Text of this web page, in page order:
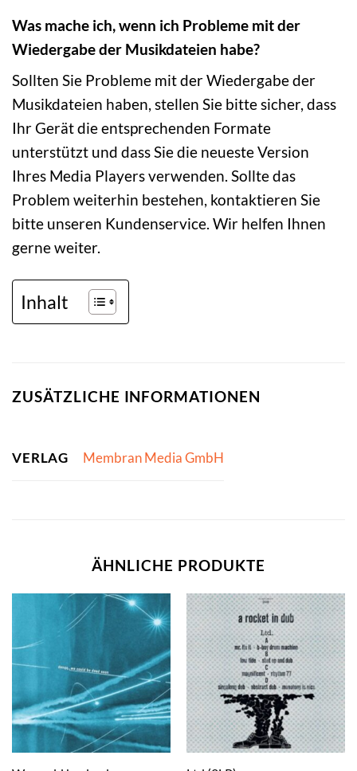
Was mache ich, wenn ich Probleme mit der
Wiedergabe der Musikdateien habe?
Sollten Sie Probleme mit der Wiedergabe der
Musikdateien haben, stellen Sie bitte sicher, dass
Ihr Gerät die entsprechenden Formate
unterstützt und dass Sie die neueste Version
Ihres Media Players verwenden. Sollte das
Problem weiterhin bestehen, kontaktieren Sie
bitte unseren Kundenservice. Wir helfen Ihnen
gerne weiter.
Inhalt
ZUSÄTZLICHE INFORMATIONEN
VERLAG Membran Media GmbH
ÄHNLICHE PRODUKTE